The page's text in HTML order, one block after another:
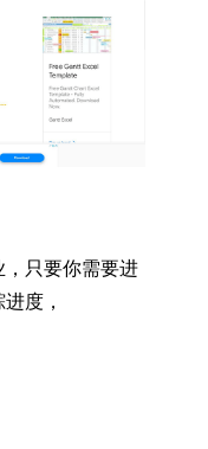
只要你需要进
度，